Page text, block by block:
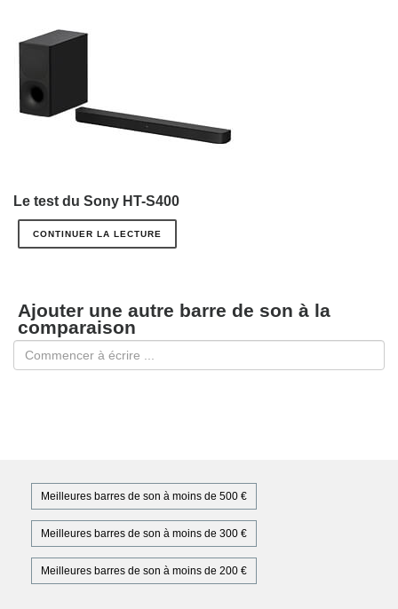
Le test du Sony HT-S400
CONTINUER LA LECTURE
Ajouter une autre barre de son à la
comparaison
Meilleures barres de son à moins de 500 €
Meilleures barres de son à moins de 300 €
Meilleures barres de son à moins de 200 €